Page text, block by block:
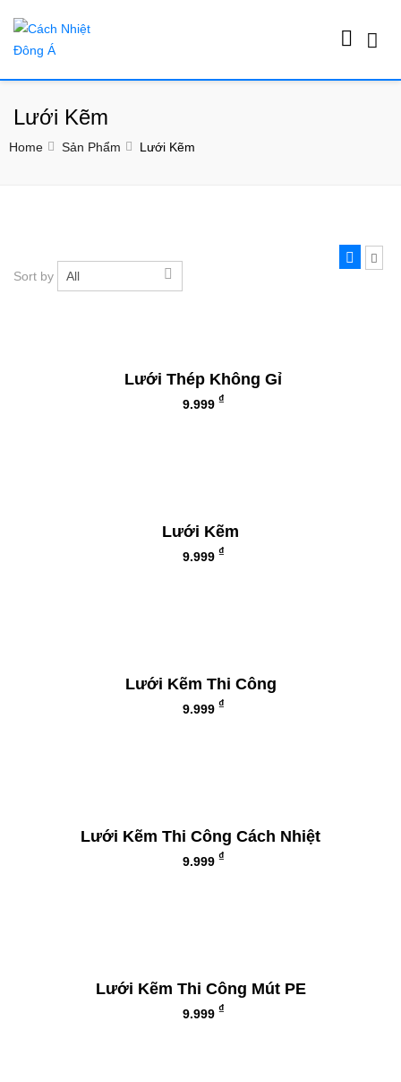
Lưới Kẽm
Home Sản Phẩm Lưới Kẽm
Sort by All
Lưới Thép Không Gỉ
9.999 ₫
Lưới Kẽm
9.999 ₫
Lưới Kẽm Thi Công
9.999 ₫
Lưới Kẽm Thi Công Cách Nhiệt
9.999 ₫
Lưới Kẽm Thi Công Mút PE
9.999 ₫